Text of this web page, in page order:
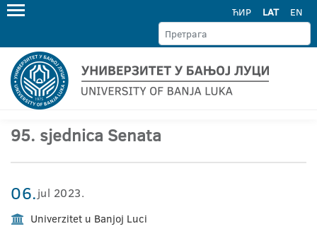
ЋИР LAT EN
95. sjednica Senata
06.jul 2023.
Univerzitet u Banjoj Luci